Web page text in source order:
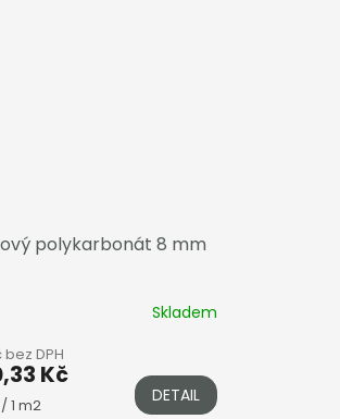
polykarbonát 8 mm
Skladem
bez DPH
Kč
1 m2 DETAIL